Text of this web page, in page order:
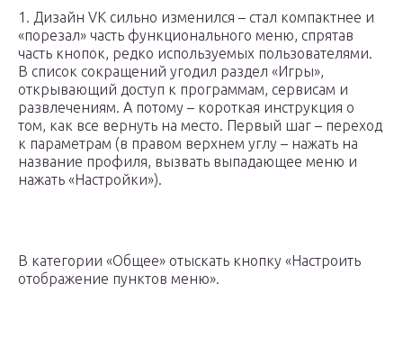
1. Дизайн VK сильно изменился – стал компактнее и
«порезал» часть функционального меню, спрятав
часть кнопок, редко используемых пользователями.
В список сокращений угодил раздел «Игры»,
открывающий доступ к программам, сервисам и
развлечениям. А потому – короткая инструкция о
том, как все вернуть на место. Первый шаг – переход
к параметрам (в правом верхнем углу – нажать на
название профиля, вызвать выпадающее меню и
нажать «Настройки»).
В категории «Общее» отыскать кнопку «Настроить
отображение пунктов меню».